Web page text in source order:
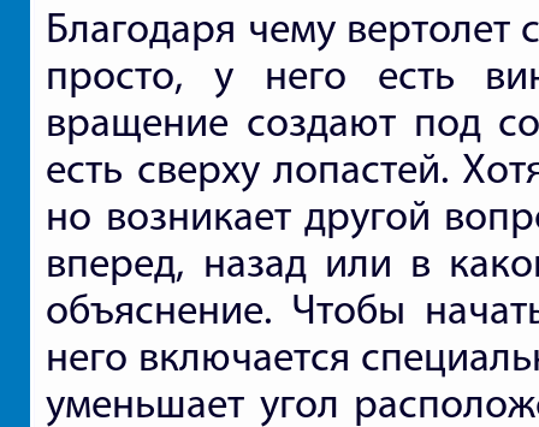
Благодаря чему вертолет
просто, у него есть
вращение создают под
есть сверху лопастей.
но возникает другой
вперед, назад или в
объяснение. Чтобы
него включается
уменьшает угол